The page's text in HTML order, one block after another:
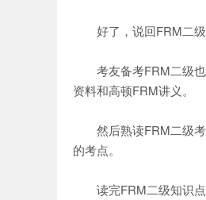
好了，说回FRM二级
考友备考FRM二级也
资料和高顿FRM讲义。
然后熟读FRM二级考
的考点。
读完FRM二级知识点